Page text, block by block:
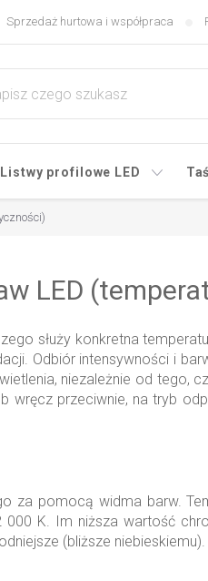
Sprzedaż hurtowa i współpraca
Listwy profilowe LED
LED
służy konkretna
Odbiór intensywności i
niezależnie od tego,
wręcz przeciwnie, na tryb
za pomocą widma barw.
K. Im niższa wartość
(bliższe niebieskiemu).